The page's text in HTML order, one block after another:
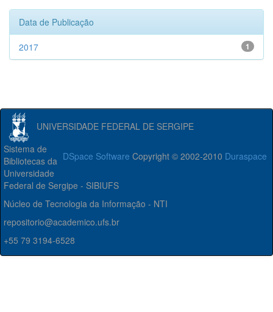
Data de Publicação
1
2017
UNIVERSIDADE FEDERAL DE SERGIPE
DSpace Software Copyright © 2002-2010 Duraspace
Sistema de
Bibliotecas da
Universidade
Federal de Sergipe - SIBIUFS
Núcleo de Tecnologia da Informação - NTI
repositorio@academico.ufs.br
+55 79 3194-6528